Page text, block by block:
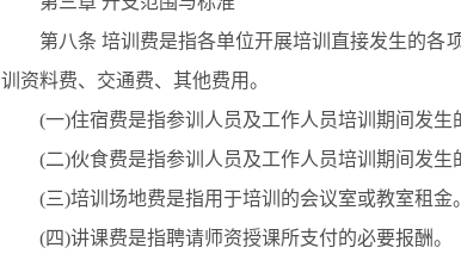
第八条 培训费是指各单位开展培训直接发生的各
训资料费、交通费、其他费用。
(一)住宿费是指参训人员及工作人员培训期间发生
(二)伙食费是指参训人员及工作人员培训期间发生
(三)培训场地费是指用于培训的会议室或教室租金。
(四)讲课费是指聘请师资授课所支付的必要报酬。